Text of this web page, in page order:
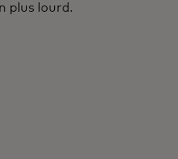
plus lourd.